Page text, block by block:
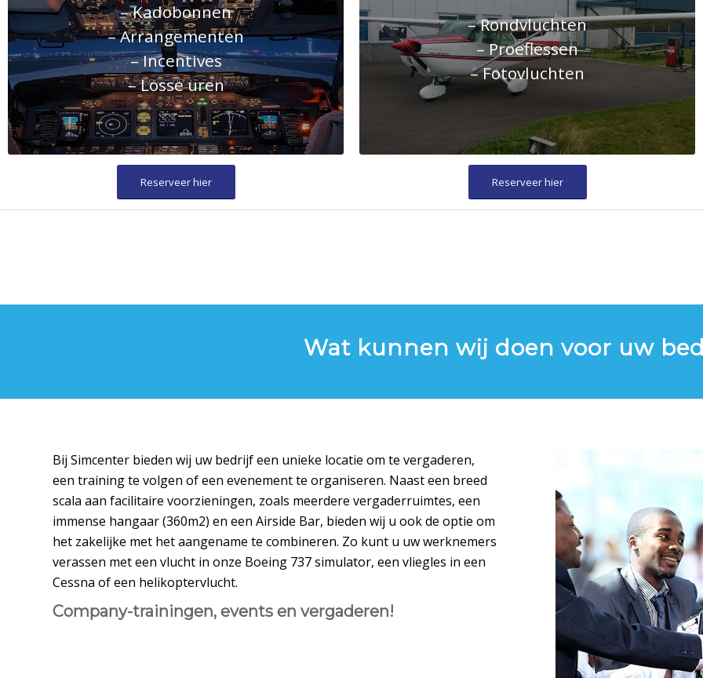
– Kadobonnen
– Arrangementen
– Incentives
– Losse uren
Reserveer hier
– Rondvluchten
– Proeflessen
– Fotovluchten
Reserveer hier
Wat kunnen wij doen voor uw
Bij Simcenter bieden wij uw bedrijf een unieke locatie om te vergaderen,
een training te volgen of een evenement te organiseren. Naast een breed
scala aan facilitaire voorzieningen, zoals meerdere vergaderruimtes, een
immense hangaar (360m2) en een Airside Bar, bieden wij u ook de optie om
het zakelijke met het aangename te combineren. Zo kunt u uw werknemers
verassen met een vlucht in onze Boeing 737 simulator, een vliegles in een
Cessna of een helikoptervlucht.
Company-trainingen, events en vergaderen!